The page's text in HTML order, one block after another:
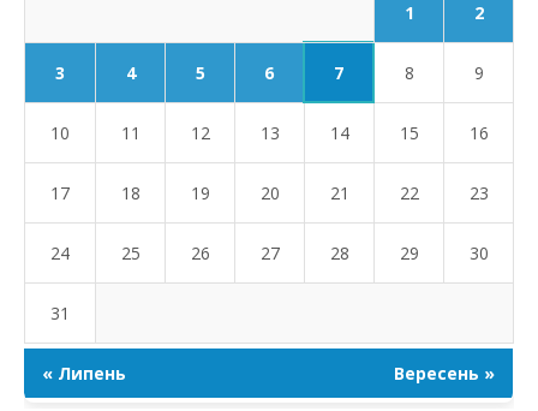
1 2
3 4 5 6 7 8 9
10 11 12 13 14 15 16
17 18 19 20 21 22 23
24 25 26 27 28 29 30
31
« Липень Вересень »